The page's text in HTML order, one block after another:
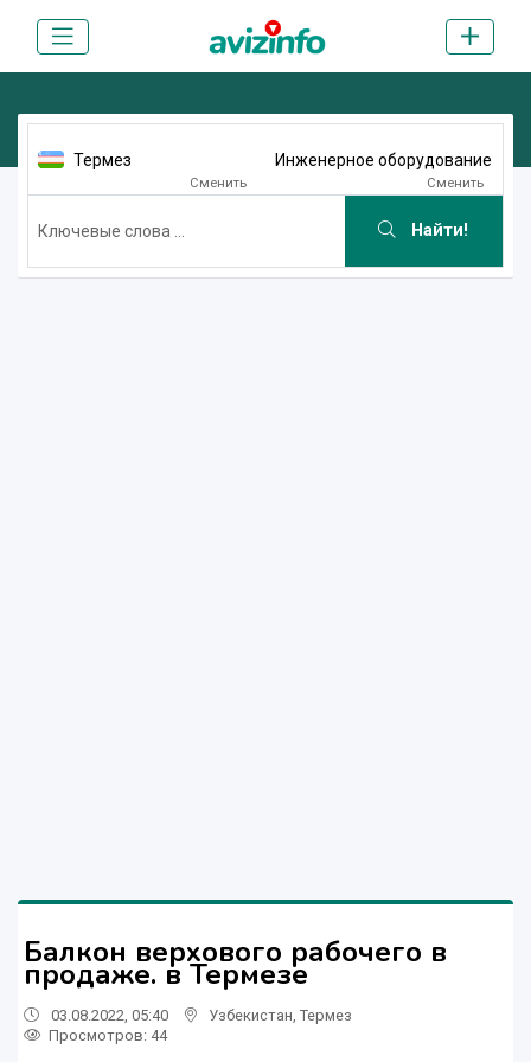
Термез
Сменить
Инженерное оборудование
Сменить
Найти!
Балкон верхового рабочего в
продаже. в Термезе
03.08.2022, 05:40 Узбекистан Термез
Просмотров: 44